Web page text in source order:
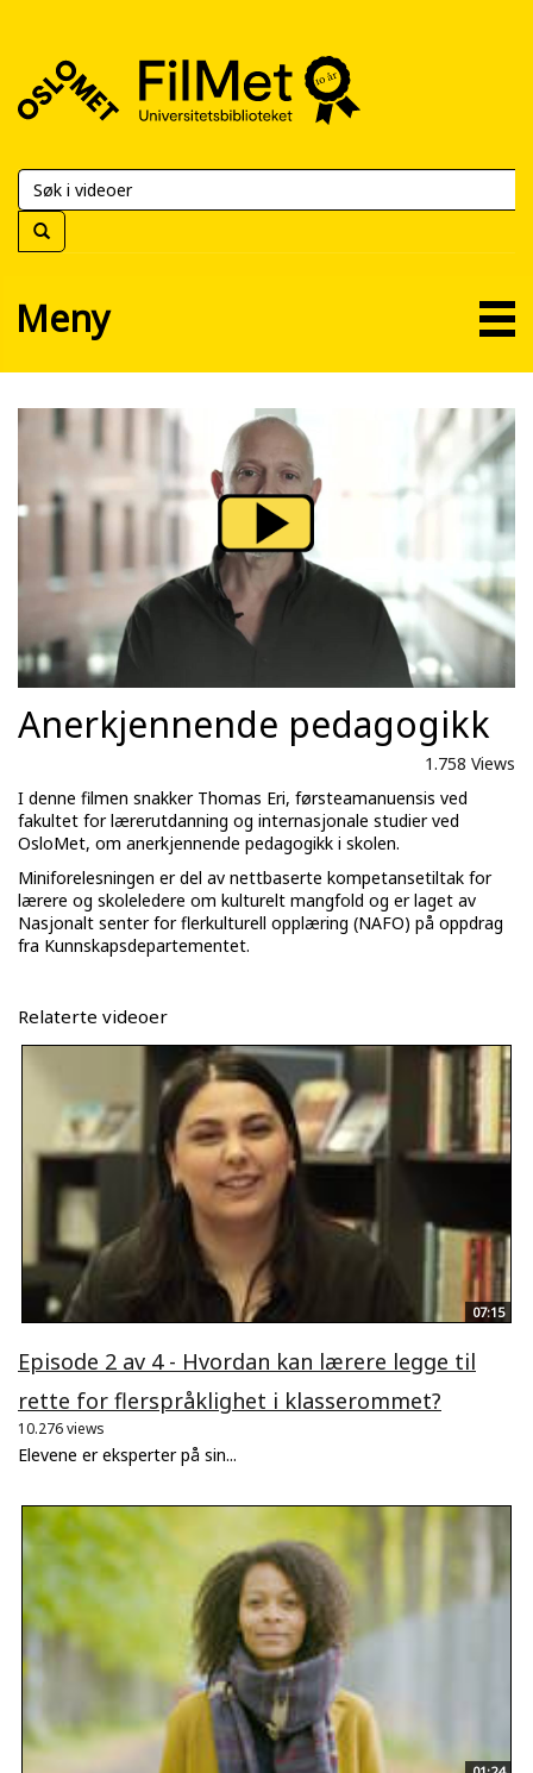
FilMet
Universitetsbiblioteket
Meny
Anerkjennende pedagogikk
1.758 Views
I denne filmen snakker Thomas Eri, førsteamanuensis ved
fakultet for lærerutdanning og internasjonale studier ved
OsloMet, om anerkjennende pedagogikk i skolen.
Miniforelesningen er del av nettbaserte kompetansetiltak for
lærere og skoleledere om kulturelt mangfold og er laget av
Nasjonalt senter for flerkulturell opplæring (NAFO) på oppdrag
fra Kunnskapsdepartementet.
Relaterte videoer
07:15
Episode 2 av 4 - Hvordan kan lærere legge til
rette for flerspråklighet i klasserommet?
10.276 views
Elevene er eksperter på sin...